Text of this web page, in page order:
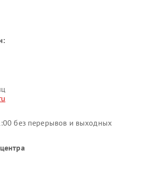
без перерывов и выходных